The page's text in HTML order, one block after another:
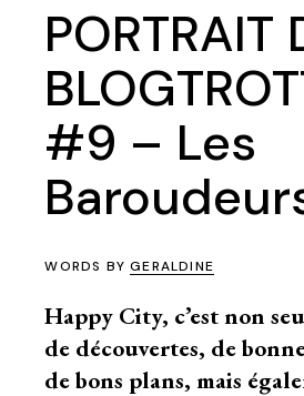
PORTRAIT
#9 – Les
WORDS BYGERALDINE
Happy City, c’est non
de découvertes, de
de bons plans, mais